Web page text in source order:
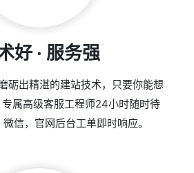
好 · 服务强
砺出精湛的建站技术，只要你能想
属高级客服工程师24小时随时待
信，官网后台工单即时响应。